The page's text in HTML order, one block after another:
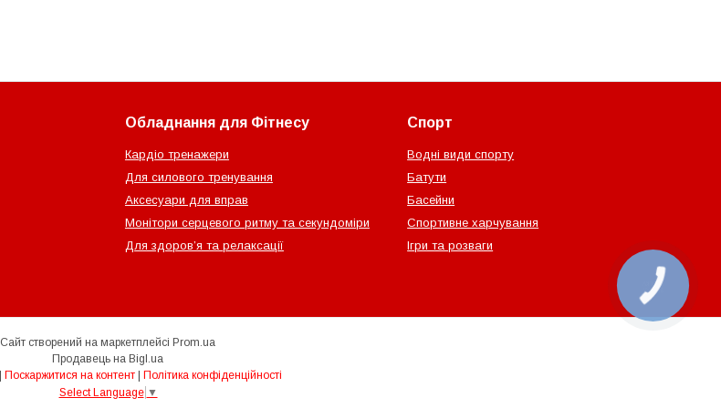
Обладнання для Фітнесу
Кардіо тренажери
Для силового тренування
Аксесуари для вправ
Монітори серцевого ритму та секундоміри
Для здоров’я та релаксації
Спорт
Водні види спорту
Батути
Басейни
Спортивне харчування
Ігри та розваги
Сайт створений на маркетплейсі Prom.ua
Продавець на Bigl.ua
Поскаржитися на контент
Політика конфіденційності
Select Language ▼